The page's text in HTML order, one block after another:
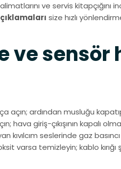
ve servis kitapçığını
size hızlı
ve
açın; ardından musluğu
giriş-çıkışının kapalı
seslerinde gaz
varsa temizleyin; kablo kırığı